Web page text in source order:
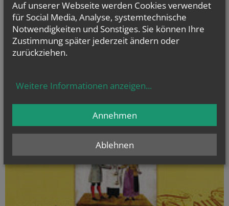
Evangelium
Mt 17, 14b–20
Auf unserer Webseite werden Cookies verwendet
für Social Media, Analyse, systemtechnische
Notwendigkeiten und Sonstiges. Sie können Ihre
Zustimmung später jederzeit ändern oder
zurückziehen.
Weitere Informationen anzeigen...
Ablehnen
Annehmen